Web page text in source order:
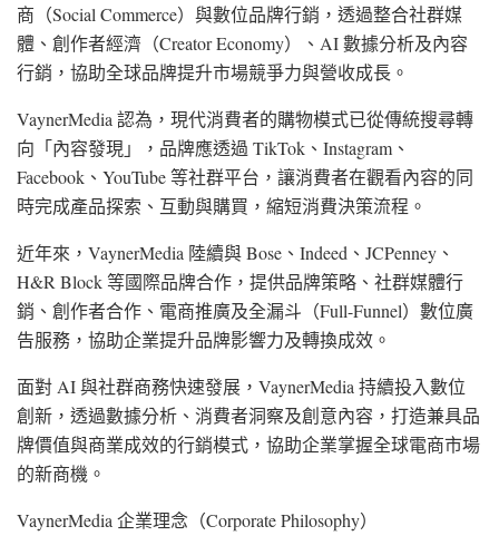
商（Social Commerce）與數位品牌行銷，透過整合社群媒
體、創作者經濟（Creator Economy）、AI 數據分析及內容
行銷，協助全球品牌提升市場競爭力與營收成長。
VaynerMedia 認為，現代消費者的購物模式已從傳統搜尋轉
向「內容發現」，品牌應透過 TikTok、Instagram、
Facebook、YouTube 等社群平台，讓消費者在觀看內容的同
時完成產品探索、互動與購買，縮短消費決策流程。
近年來，VaynerMedia 陸續與 Bose、Indeed、JCPenney、
H&R Block 等國際品牌合作，提供品牌策略、社群媒體行
銷、創作者合作、電商推廣及全漏斗（Full-Funnel）數位廣
告服務，協助企業提升品牌影響力及轉換成效。
面對 AI 與社群商務快速發展，VaynerMedia 持續投入數位
創新，透過數據分析、消費者洞察及創意內容，打造兼具品
牌價值與商業成效的行銷模式，協助企業掌握全球電商市場
的新商機。
VaynerMedia 企業理念（Corporate Philosophy）